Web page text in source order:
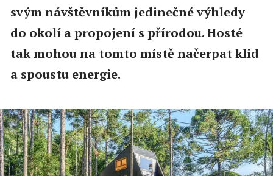
svým návštěvníkům jedinečné výhledy
do okolí a propojení s přírodou. Hosté
tak mohou na tomto místě načerpat klid
a spoustu energie.